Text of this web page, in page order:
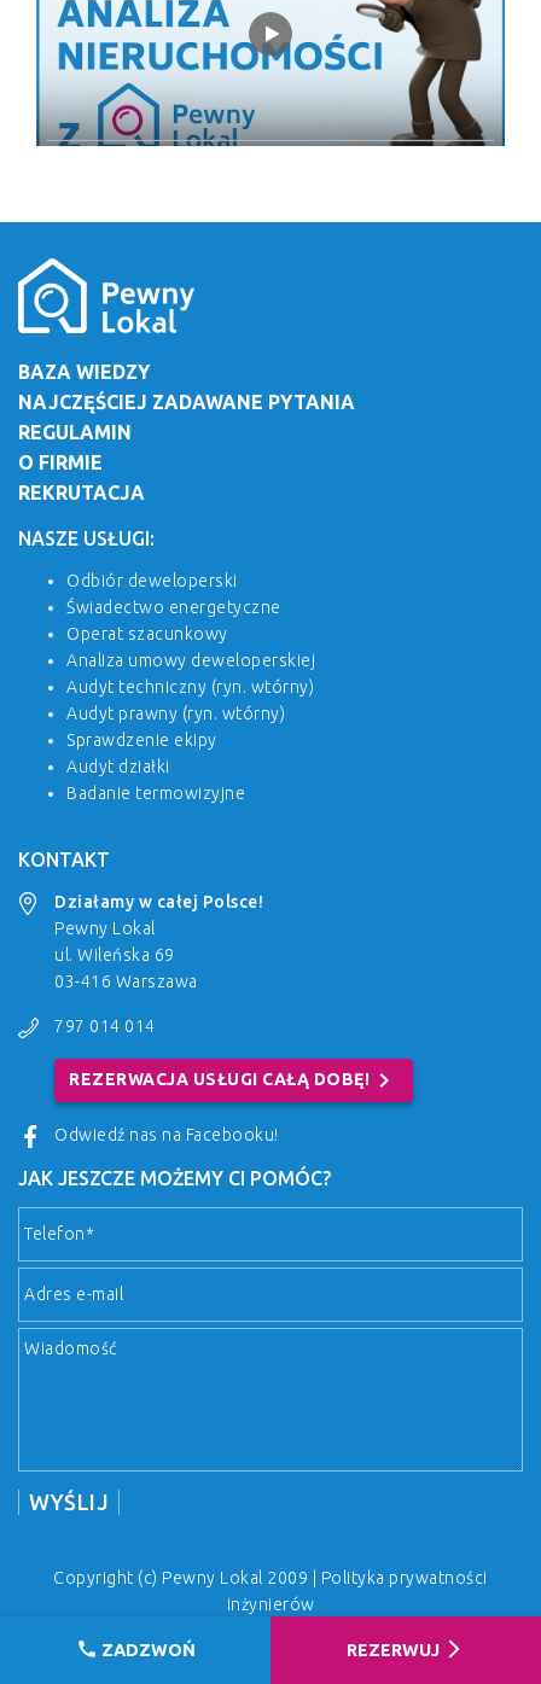
BAZA WIEDZY
NAJCZĘŚCIEJ ZADAWANE PYTANIA
REGULAMIN
O FIRMIE
REKRUTACJA
NASZE USŁUGI:
Odbiór deweloperski
Świadectwo energetyczne
Operat szacunkowy
Analiza umowy deweloperskiej
Audyt techniczny (ryn. wtórny)
Audyt prawny (ryn. wtórny)
Sprawdzenie ekipy
Audyt działki
Badanie termowizyjne
KONTAKT
Działamy w całej Polsce!
Pewny Lokal
ul. Wileńska 69
03-416 Warszawa
797 014 014
REZERWACJA USŁUGI CAŁĄ DOBĘ! chevron_right
Odwiedź nas na Facebooku!
JAK JESZCZE MOŻEMY CI POMÓC?
Copyright (c) Pewny Lokal 2009 | Polityka prywatności
inżynierów
call ZADZWOŃ REZERWUJ arrow_forward_ios